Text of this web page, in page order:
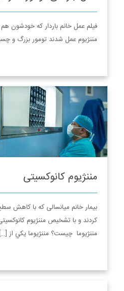
فیلم عمل خانم باردار که خودشون
مننژیوم عمل شدند تومور بزرگ و
مننژیوم کانوکسیتی
بیمار خانم میانسالی که با کاهش
کردند و با تشخیص مننژیوم
مننژيوما چیست؟ مننژيوما يكي از […]